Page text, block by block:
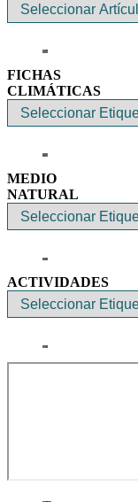
FICHAS
CLIMÁTICAS
MEDIO
NATURAL
ACTIVIDADES